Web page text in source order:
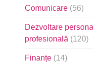
Comunicare (56)
Dezvoltare
profesională (120)
Finanțe (14)